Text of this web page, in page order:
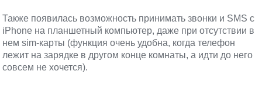
Также появилась возможность принимать звонки и SMS с
iPhone на планшетный компьютер, даже при отсутствии в
нем sim-карты (функция очень удобна, когда телефон
лежит на зарядке в другом конце комнаты, а идти до него
совсем не хочется).